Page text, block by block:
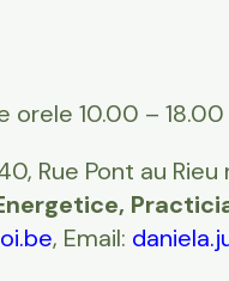
orele 10.00 –
Rue Pont au Rieu
, Email: